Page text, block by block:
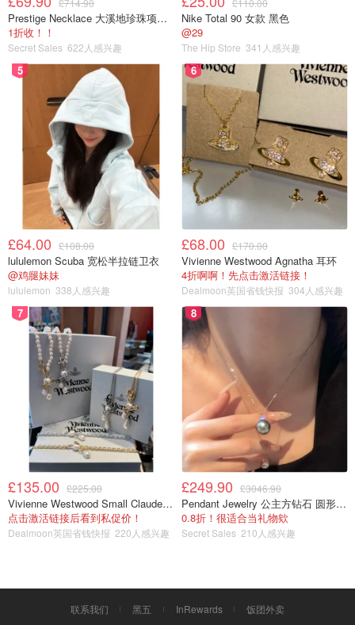
创作新赛季 冬季必备神器
£714.90
Prestige Necklace 大溪地珍珠项链 10-11mm
1折收！！
Secret Sales 622人感兴趣
£110.00
Nike Total 90 女款 黑色
@29
The Hip Store 341人感兴趣
5
£64.00 £108.00
lululemon Scuba 宽松半拉链卫衣
@鸡腿妹妹
lululemon 338人感兴趣
6
£68.00 £170.00
Vivienne Westwood Agnatha 耳环
4折啊啊！先点击激活链接！
Dealmoon英国省钱快报 304人感兴趣
7
£135.00 £225.00
Vivienne Westwood Small Claude 珍珠项链
点击激活链接后看到私促价！
Dealmoon英国省钱快报 220人感兴趣
8
£249.90 £3046.90
Pendant Jewelry 公主方钻石 圆形大溪地珍珠吊坠 11-12mm
0.8折！很适合当礼物欸
Secret Sales 210人感兴趣
联系我们 黑五 InRewards
饭团外卖